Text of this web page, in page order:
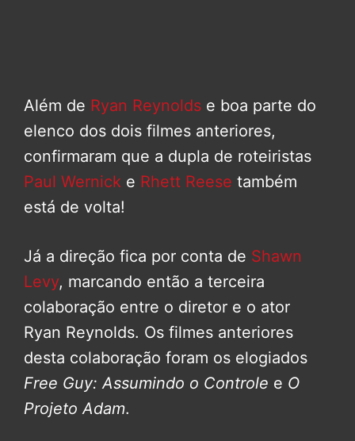
Além de Ryan Reynolds e boa parte do
elenco dos dois filmes anteriores,
confirmaram que a dupla de roteiristas
Paul Wernick e Rhett Reese também
está de volta!
Já a direção fica por conta de Shawn
Levy, marcando então a terceira
colaboração entre o diretor e o ator
Ryan Reynolds. Os filmes anteriores
desta colaboração foram os elogiados
Free Guy: Assumindo o Controle e O
Projeto Adam.